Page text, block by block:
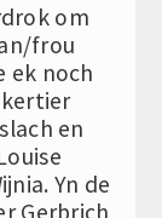
om
frou
ek noch
en
Yn de
Gerbrich